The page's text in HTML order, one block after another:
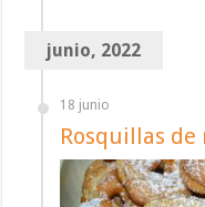
junio, 2022
18 junio
Rosquillas de